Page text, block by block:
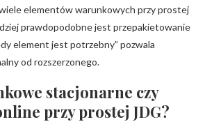
elementów warunkowych przy prostej
prawdopodobne jest przepakietowanie
element jest potrzebny” pozwala
od rozszerzonego.
stacjonarne czy
przy prostej JDG?